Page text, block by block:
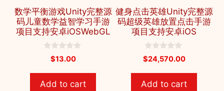
数学平衡游戏Unity完整源
码儿童数学益智学习手游
项目支持安卓iOSWebGL
o
$13.00
Add to cart
健身点击英雄Unity完整源
码超级英雄放置点击手游
项目支持安卓iOS
0
o
o
$24,570.00
Add to cart